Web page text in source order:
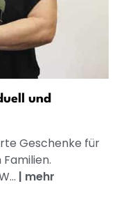
und
Geschenke für
| mehr